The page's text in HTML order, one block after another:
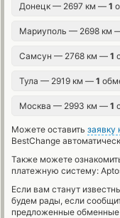
Донецк — 2697 км — 1
Мариуполь — 2698 км
Самсун — 2768 км — 1
Тула — 2919 км — 1
Москва — 2993 км — 1
Можете оставить заявку
BestChange
Также можете
платежную систему:
Если вам станут
будем рады, если
предложенные обменные